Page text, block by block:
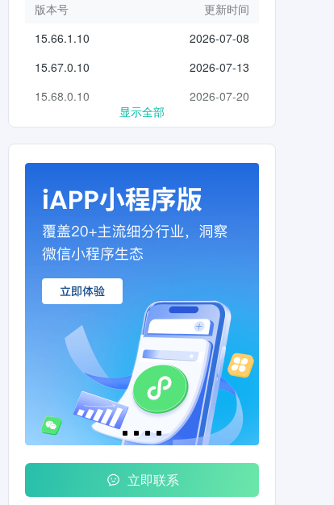
版本号
更新时间
15.66.1.10
2026-07-08
15.67.0.10
2026-07-13
15.68.0.10
2026-07-20
显示全部
立即联系